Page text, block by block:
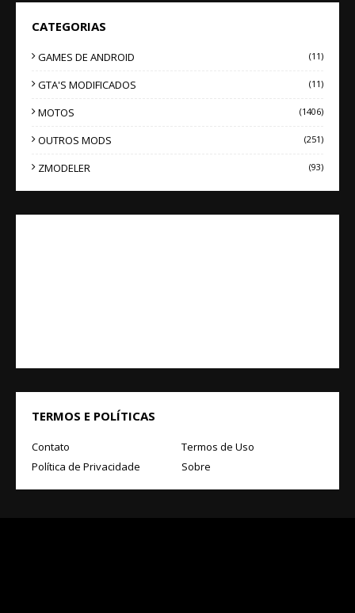
CATEGORIAS
GAMES DE ANDROID (11)
GTA'S MODIFICADOS (11)
MOTOS (1406)
OUTROS MODS (251)
ZMODELER (93)
TERMOS E POLÍTICAS
Contato
Termos de Uso
Política de Privacidade
Sobre